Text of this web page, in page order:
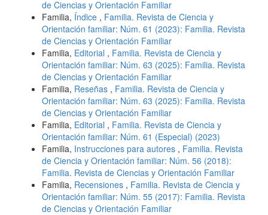
de Ciencias y Orientación Familiar
Familia, Índice , Familia. Revista de Ciencia y
Orientación familiar: Núm. 61 (2023): Familia. Revista
de Ciencias y Orientación Familiar
Familia, Editorial , Familia. Revista de Ciencia y
Orientación familiar: Núm. 63 (2025): Familia. Revista
de Ciencias y Orientación Familiar
Familia, Reseñas , Familia. Revista de Ciencia y
Orientación familiar: Núm. 63 (2025): Familia. Revista
de Ciencias y Orientación Familiar
Familia, Editorial , Familia. Revista de Ciencia y
Orientación familiar: Núm. 61 (Especial) (2023)
Familia, Instrucciones para autores , Familia. Revista
de Ciencia y Orientación familiar: Núm. 56 (2018):
Familia. Revista de Ciencias y Orientación Familiar
Familia, Recensiones , Familia. Revista de Ciencia y
Orientación familiar: Núm. 55 (2017): Familia. Revista
de Ciencias y Orientación Familiar